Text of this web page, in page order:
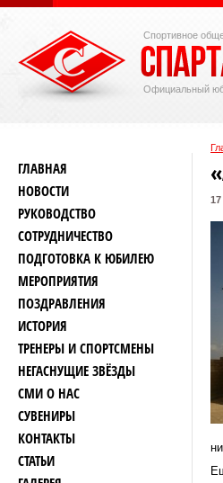
Спортивное
Официальный
ГЛАВНАЯ
НОВОСТИ
РУКОВОДСТВО
СОТРУДНИЧЕСТВО
ПОДГОТОВКА К ЮБИЛЕЮ
МЕРОПРИЯТИЯ
ПОЗДРАВЛЕНИЯ
ИСТОРИЯ
ТРЕНЕРЫ И СПОРТСМЕНЫ
НЕГАСНУЩИЕ ЗВЁЗДЫ
СМИ О НАС
СУВЕНИРЫ
КОНТАКТЫ
СТАТЬИ